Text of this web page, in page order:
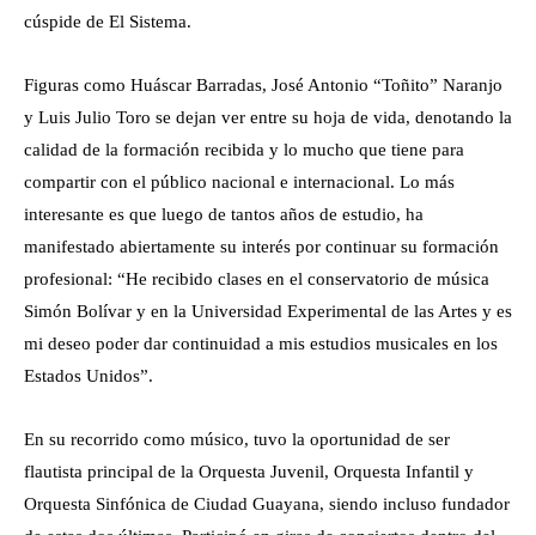
cúspide de El Sistema.
Figuras como Huáscar Barradas, José Antonio “Toñito” Naranjo
y Luis Julio Toro se dejan ver entre su hoja de vida, denotando la
calidad de la formación recibida y lo mucho que tiene para
compartir con el público nacional e internacional. Lo más
interesante es que luego de tantos años de estudio, ha
manifestado abiertamente su interés por continuar su formación
profesional: “He recibido clases en el conservatorio de música
Simón Bolívar y en la Universidad Experimental de las Artes y es
mi deseo poder dar continuidad a mis estudios musicales en los
Estados Unidos”.
En su recorrido como músico, tuvo la oportunidad de ser
flautista principal de la Orquesta Juvenil, Orquesta Infantil y
Orquesta Sinfónica de Ciudad Guayana, siendo incluso fundador